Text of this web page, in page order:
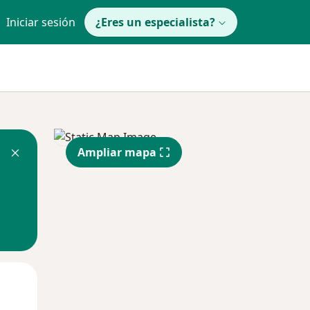
Iniciar sesión ¿Eres un especialista?
Ampliar mapa